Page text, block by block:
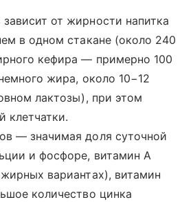
от жирности напитка
в одном стакане (около 240
кефира — примерно 100
жира, около 10−12
лактозы), при этом
клетчатки.
— значимая доля суточной
и фосфоре, витамин A
вариантах), витамин
количество цинка